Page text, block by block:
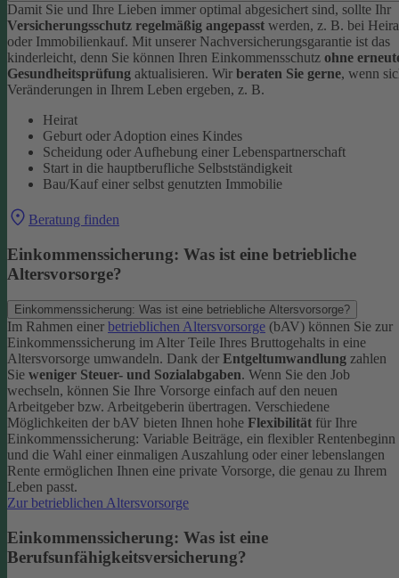
Damit Sie und Ihre Lieben immer optimal abgesichert sind, sollte Ihr
Versicherungsschutz regelmäßig angepasst werden, z. B. bei
oder Immobilienkauf. Mit unserer Nachversicherungsgarantie ist das
kinderleicht, denn Sie können Ihren Einkommensschutz ohne
Gesundheitsprüfung aktualisieren. Wir beraten Sie gerne, wenn
Veränderungen in Ihrem Leben ergeben, z. B.
Heirat
Geburt oder Adoption eines Kindes
Scheidung oder Aufhebung einer Lebenspartnerschaft
Start in die hauptberufliche Selbstständigkeit
Bau/Kauf einer selbst genutzten Immobilie
Beratung finden
Einkommenssicherung: Was ist eine betriebliche
Altersvorsorge?
Einkommenssicherung: Was ist eine betriebliche Altersvorsorge?
Im Rahmen einer betrieblichen Altersvorsorge (bAV) können Sie zur
Einkommenssicherung im Alter Teile Ihres Bruttogehalts in eine
Altersvorsorge umwandeln. Dank der Entgeltumwandlung zahlen
Sie weniger Steuer- und Sozialabgaben. Wenn Sie den Job
wechseln, können Sie Ihre Vorsorge einfach auf den neuen
Arbeitgeber bzw. Arbeitgeberin übertragen. Verschiedene
Möglichkeiten der bAV bieten Ihnen hohe Flexibilität für Ihre
Einkommenssicherung: Variable Beiträge, ein flexibler Rentenbeginn
und die Wahl einer einmaligen Auszahlung oder einer lebenslangen
Rente ermöglichen Ihnen eine private Vorsorge, die genau zu Ihrem
Leben passt.
Zur betrieblichen Altersvorsorge
Einkommenssicherung: Was ist eine
Berufsunfähigkeitsversicherung?